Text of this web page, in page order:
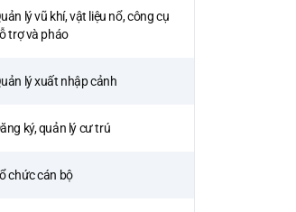
lý vũ khí, vật liệu nổ, công cụ
trợ và pháo
lý xuất nhập cảnh
ký, quản lý cư trú
chức cán bộ